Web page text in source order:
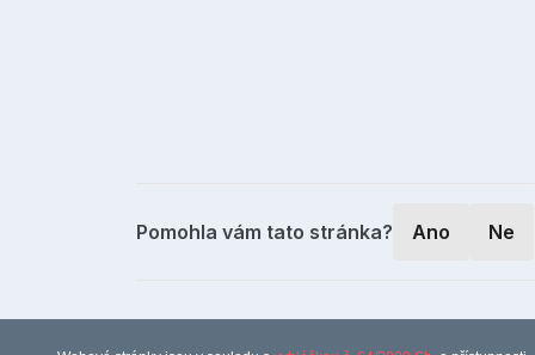
Pomohla vám tato stránka? Ano Ne